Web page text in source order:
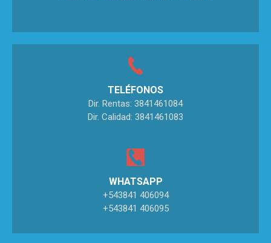
TELÉFONOS
Dir. Rentas: 3841461084
Dir. Calidad: 3841461083
WHATSAPP
+543841 406094
+543841 406095